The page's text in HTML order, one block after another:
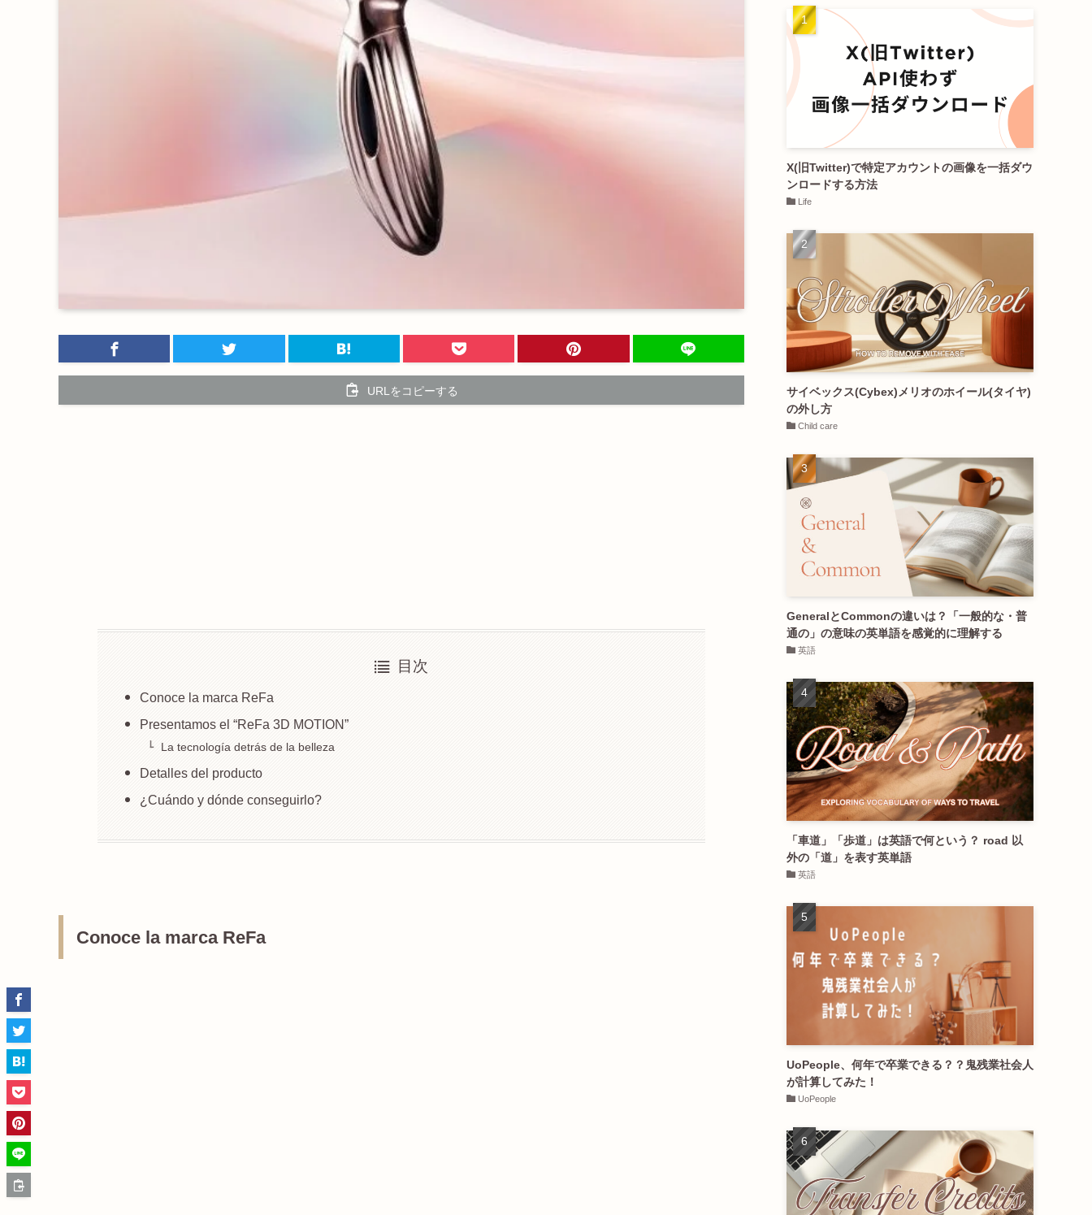
URLをコピーする
目次
Conoce la marca ReFa
Presentamos el “ReFa 3D MOTION”
La tecnología detrás de la belleza
Detalles del producto
¿Cuándo y dónde conseguirlo?
Conoce la marca ReFa
X(旧Twitter)で特定アカウントの画像を一括ダウ
ンロードする方法
Life
サイベックス(Cybex)メリオのホイール(タイヤ)
の外し方
Child care
GeneralとCommonの違いは？「一般的な・普
通の」の意味の英単語を感覚的に理解する
英語
「車道」「歩道」は英語で何という？ road 以
外の「道」を表す英単語
英語
UoPeople、何年で卒業できる？？鬼残業社会人
が計算してみた！
UoPeople